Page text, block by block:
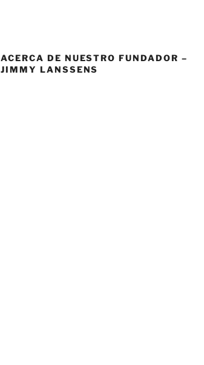
ACERCA DE NUESTRO FUNDADOR –
JIMMY LANSSENS